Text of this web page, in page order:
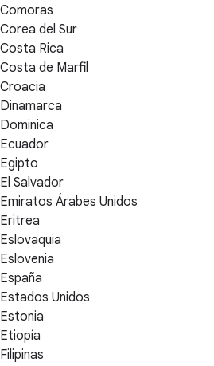
Comoras
Corea del Sur
Costa Rica
Costa de Marfil
Croacia
Dinamarca
Dominica
Ecuador
Egipto
El Salvador
Emiratos Árabes Unidos
Eritrea
Eslovaquia
Eslovenia
España
Estados Unidos
Estonia
Etiopía
Filipinas